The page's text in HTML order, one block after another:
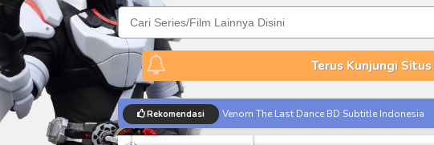
Terus Kunjungi
Rekomendasi
Venom The Last Dance BD Subtitle Indonesia
Kraven The Hunter Subtitle Indonesia
Papa no Iukoto wo
Subtitle Indonesia
Batch Share